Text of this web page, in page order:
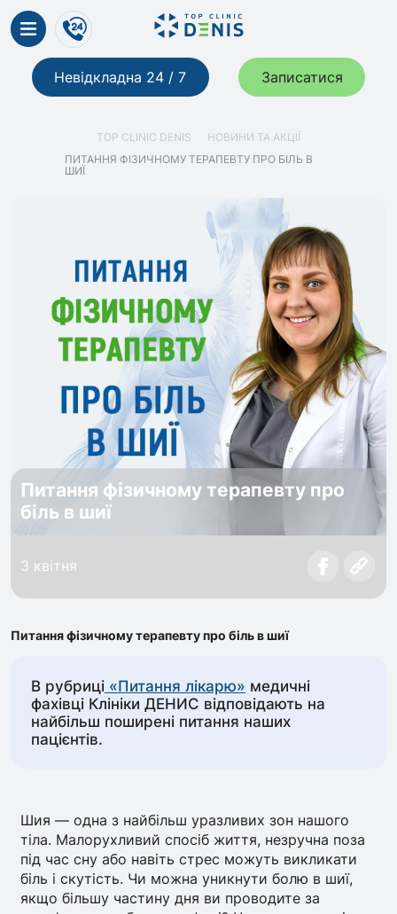
Невідкладна 24 / 7 Записатися
TOP CLINIC DENIS
НОВИНИ ТА АКЦІЇ
ПИТАННЯ ФІЗИЧНОМУ ТЕРАПЕВТУ ПРО БІЛЬ В
ШИЇ
Питання фізичному терапевту про
біль в шиї
3 квітня
Питання фізичному терапевту про біль в шиї
В рубриці«Питання лікарю» медичні
фахівці Клініки ДЕНИС відповідають на
найбільш поширені питання наших
пацієнтів.
Шия — одна з найбільш уразливих зон нашого
тіла. Малорухливий спосіб життя, незручна поза
під час сну або навіть стрес можуть викликати
біль і скутість. Чи можна уникнути болю в шиї,
якщо більшу частину дня ви проводите за